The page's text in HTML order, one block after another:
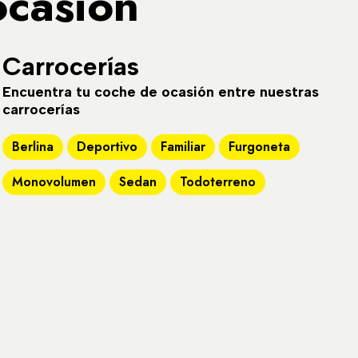
Carrocerías
Encuentra tu coche de ocasión entre nuestras
carrocerías
Berlina Deportivo Familiar
Furgoneta
Monovolumen
Sedan Todoterreno